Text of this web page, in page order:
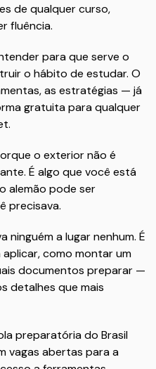
de qualquer curso,
fluência.
para que serve o
o hábito de estudar. O
as estratégias — já
gratuita para qualquer
o exterior não é
É algo que você está
alemão pode ser
precisava.
ninguém a lugar nenhum. É
como montar um
documentos preparar —
detalhes que mais
preparatória do Brasil
vagas abertas para a